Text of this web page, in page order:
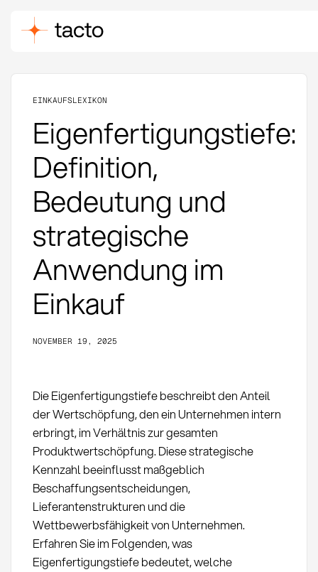
EINKAUFSLEXIKON
Eigenfertigungstiefe:
Definition,
Bedeutung und
strategische
Anwendung im
Einkauf
NOVEMBER 19, 2025
Die Eigenfertigungstiefe beschreibt den Anteil
der Wertschöpfung, den ein Unternehmen intern
erbringt, im Verhältnis zur gesamten
Produktwertschöpfung. Diese strategische
Kennzahl beeinflusst maßgeblich
Beschaffungsentscheidungen,
Lieferantenstrukturen und die
Wettbewerbsfähigkeit von Unternehmen.
Erfahren Sie im Folgenden, was
Eigenfertigungstiefe bedeutet, welche